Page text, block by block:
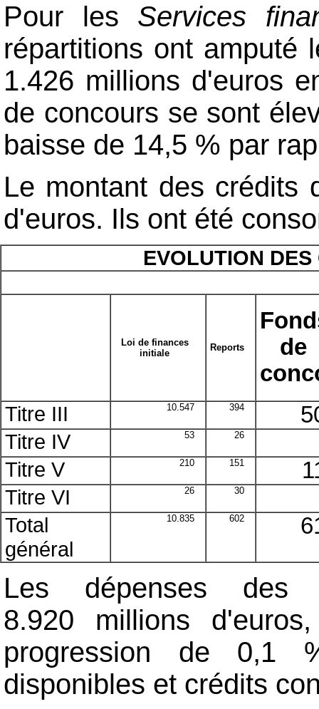
Pour les Services
répartitions ont amputé
1.426 millions d'euros
de concours se sont
baisse de 14,5 % par
Le montant des crédits
d'euros. Ils ont été
EVOLUTION
Loi de finances
initiale
Reports
de
Titre III 10.547 394
Titre IV 53 26
Titre V 210 151
Titre VI 26 30
Total
général
10.835 602
Les dépenses des
8.920 millions
progression de 0,1
disponibles et crédits